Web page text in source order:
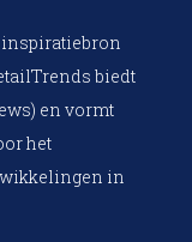
biedt
en vormt
het
in